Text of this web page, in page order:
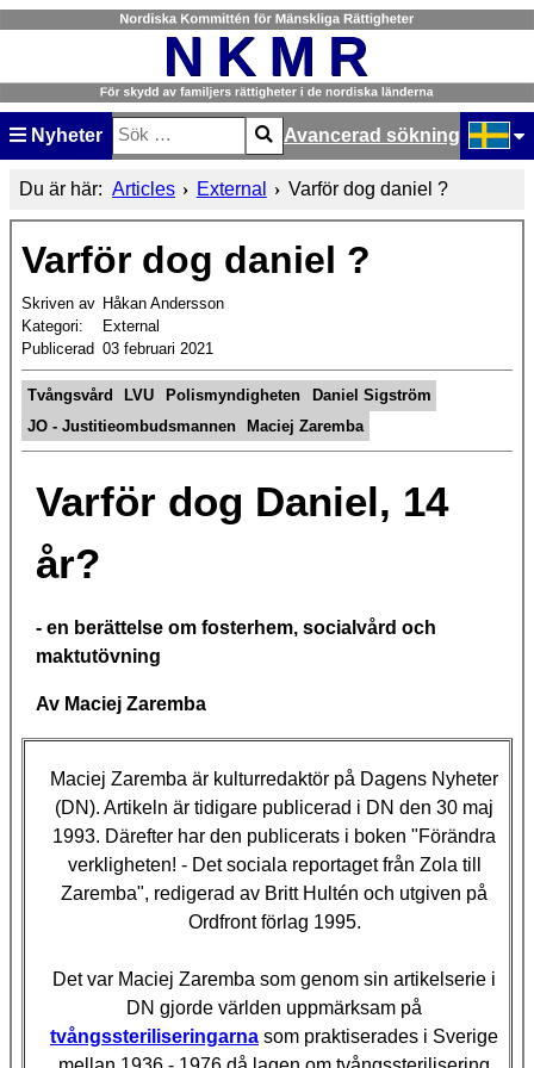
Nyheter
Sök
Type 2 or more characters for results.
Avancerad sökning
Du är här: Articles External Varför dog daniel ?
Varför dog daniel ?
Skriven av Håkan Andersson
Kategori:
External
Publicerad 03 februari 2021
Tvångsvård LVU Polismyndigheten
Daniel Sigström
JO - Justitieombudsmannen
Maciej Zaremba
Varför dog Daniel, 14
år?
- en berättelse om fosterhem, socialvård och
maktutövning
Av Maciej Zaremba
Maciej Zaremba är kulturredaktör på Dagens Nyheter
(DN). Artikeln är tidigare publicerad i DN den 30 maj
1993. Därefter har den publicerats i boken "Förändra
verkligheten! - Det sociala reportaget från Zola till
Zaremba", redigerad av Britt Hultén och utgiven på
Ordfront förlag 1995.
Det var Maciej Zaremba som genom sin artikelserie i
DN gjorde världen uppmärksam på
tvångssteriliseringarna som praktiserades i Sverige